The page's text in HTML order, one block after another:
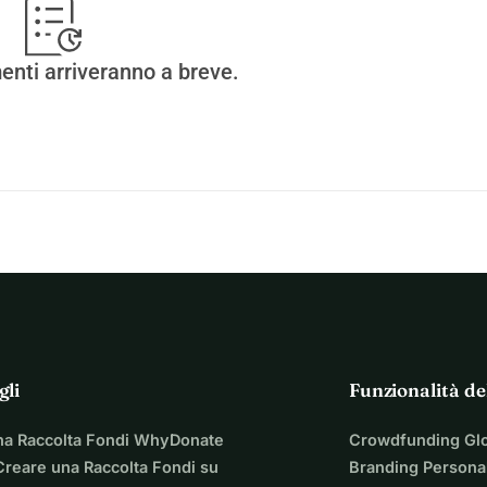
diverse iniziative:
(costi di transazione) li integriamo noi stessi in modo
arriveranno a breve.
Raccolta Fondi WhyDonate
una Raccolta Fondi su
Funzionalità
Crowdfunding
Branding